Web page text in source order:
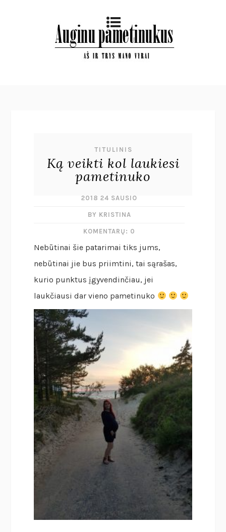
TITULINIS
Ką veikti kol laukiesi
pametinuko
2018 24 SAUSIO
BY KRISTINA
KOMENTARŲ: 0
Nebūtinai šie patarimai tiks jums,
nebūtinai jie bus priimtini, tai sąrašas,
kurio punktus įgyvendinčiau, jei
laukčiausi dar vieno pametinuko